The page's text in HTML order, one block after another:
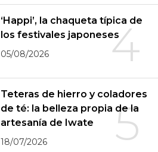
4
‘Happi’, la chaqueta típica de
los festivales japoneses
05/08/2026
5
Teteras de hierro y coladores
de té: la belleza propia de la
artesanía de Iwate
18/07/2026